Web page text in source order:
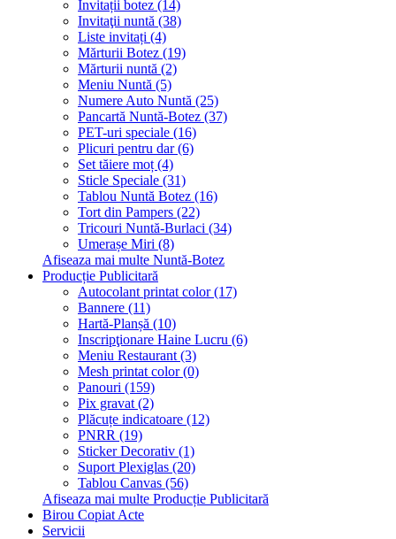
Invitații botez (14)
Invitaţii nuntă (38)
Liste invitați (4)
Mărturii Botez (19)
Mărturii nuntă (2)
Meniu Nuntă (5)
Numere Auto Nuntă (25)
Pancartă Nuntă-Botez (37)
PET-uri speciale (16)
Plicuri pentru dar (6)
Set tăiere moț (4)
Sticle Speciale (31)
Tablou Nuntă Botez (16)
Tort din Pampers (22)
Tricouri Nuntă-Burlaci (34)
Umerașe Miri (8)
Afiseaza mai multe Nuntă-Botez
Producție Publicitară
Autocolant printat color (17)
Bannere (11)
Hartă-Planșă (10)
Inscripţionare Haine Lucru (6)
Meniu Restaurant (3)
Mesh printat color (0)
Panouri (159)
Pix gravat (2)
Plăcuțe indicatoare (12)
PNRR (19)
Sticker Decorativ (1)
Suport Plexiglas (20)
Tablou Canvas (56)
Afiseaza mai multe Producție Publicitară
Birou Copiat Acte
Servicii